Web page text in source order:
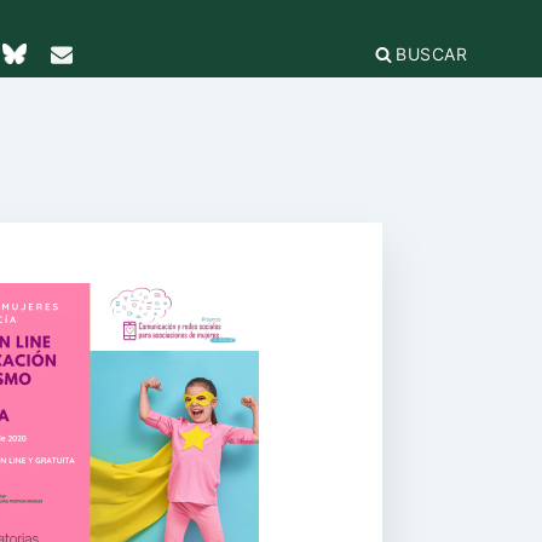
BUSCAR
LA COORDINADORA
por la solidaridad
la ciudadanía global
EL
Feminista
Antiacoso
y
Compras
igualdad